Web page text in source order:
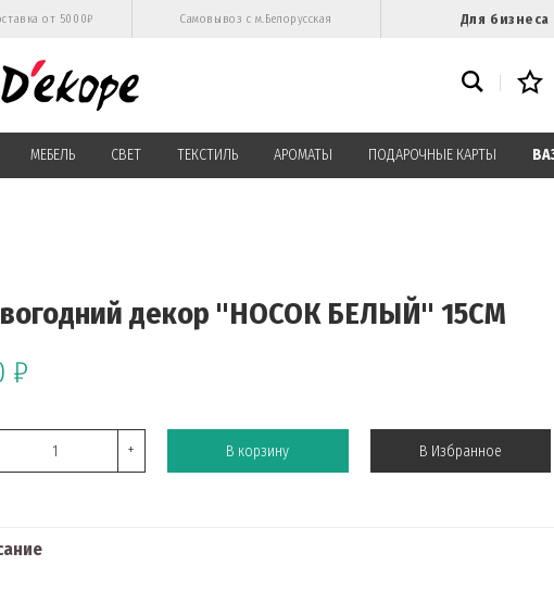
от 5000₽ Самовывоз с м.Белорусская Для бизнеса
МЕБЕЛЬ СВЕТ ТЕКСТИЛЬ АРОМАТЫ ПОДАРОЧНЫЕ КАРТЫ
декор "НОСОК БЕЛЫЙ" 15CM
₽
+ В корзину В Избранное